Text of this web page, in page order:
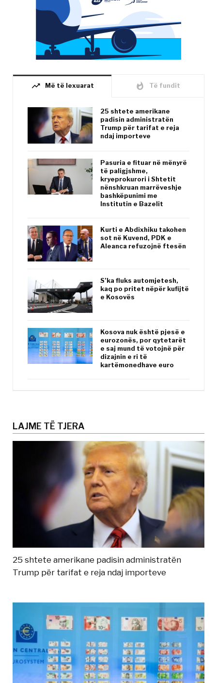
trending_up Më të lexuarat whatshot Të fundit
25 shtete amerikane
padisin administratën
Trump për tarifat e reja
ndaj importeve
Pasuria e fituar në mënyrë
të paligjshme,
kryeprokurori i Shtetit
nënshkruan marrëveshje
bashkëpunimi me
Institutin e Bazelit
Kurti e Abdixhiku takohen
sot në Kuvend, PDK e
Aleanca refuzojnë ftesën
S’ka fluks automjetesh,
kaq po pritet nëpër kufijtë
e Kosovës
Kosova nuk është pjesë e
eurozonës, por qytetarët
e saj mund të votojnë për
dizajnin e ri të
kartëmonedhave euro
LAJME TË TJERA
25 shtete amerikane padisin administratën
Trump për tarifat e reja ndaj importeve